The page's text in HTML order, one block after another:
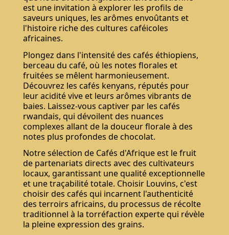
est une invitation à explorer les profils de
saveurs uniques, les arômes envoûtants et
l'histoire riche des cultures caféicoles
africaines.
Plongez dans l'intensité des cafés éthiopiens,
berceau du café, où les notes florales et
fruitées se mêlent harmonieusement.
Découvrez les cafés kenyans, réputés pour
leur acidité vive et leurs arômes vibrants de
baies. Laissez-vous captiver par les cafés
rwandais, qui dévoilent des nuances
complexes allant de la douceur florale à des
notes plus profondes de chocolat.
Notre sélection de Cafés d'Afrique est le fruit
de partenariats directs avec des cultivateurs
locaux, garantissant une qualité exceptionnelle
et une traçabilité totale. Choisir Louvins, c'est
choisir des cafés qui incarnent l'authenticité
des terroirs africains, du processus de récolte
traditionnel à la torréfaction experte qui révèle
la pleine expression des grains.